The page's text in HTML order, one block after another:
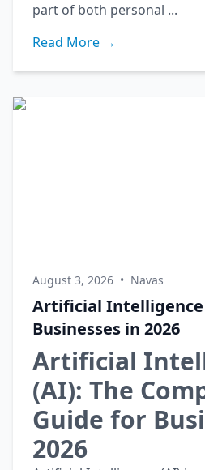
part of both personal ...
Read More →
August 3, 2026 • Navas
Artificial Intelligence
Businesses in 2026
Artificial
(AI): The
Guide for
2026